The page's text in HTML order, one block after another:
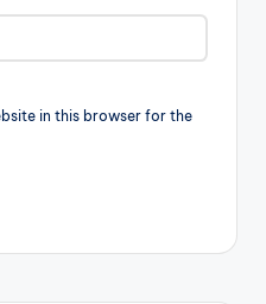
in this browser for the